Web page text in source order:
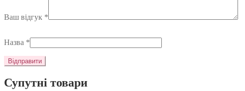
Ваш відгук *
Назва *
Супутні товари